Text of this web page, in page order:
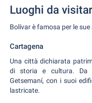
Luoghi da
Bolívar è famosa per le
Cartagena
Una città dichiarata
di storia e cultura. Da
Getsemaní, con i suoi
lastricate.